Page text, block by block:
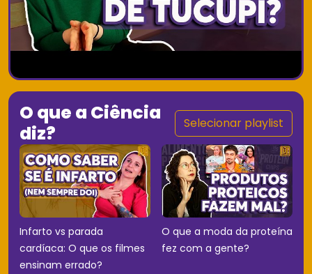
O que a Ciência
diz?
Selecionar playlist
Infarto vs parada
cardíaca: O que os filmes
ensinam errado?
O que a moda da proteína
fez com a gente?